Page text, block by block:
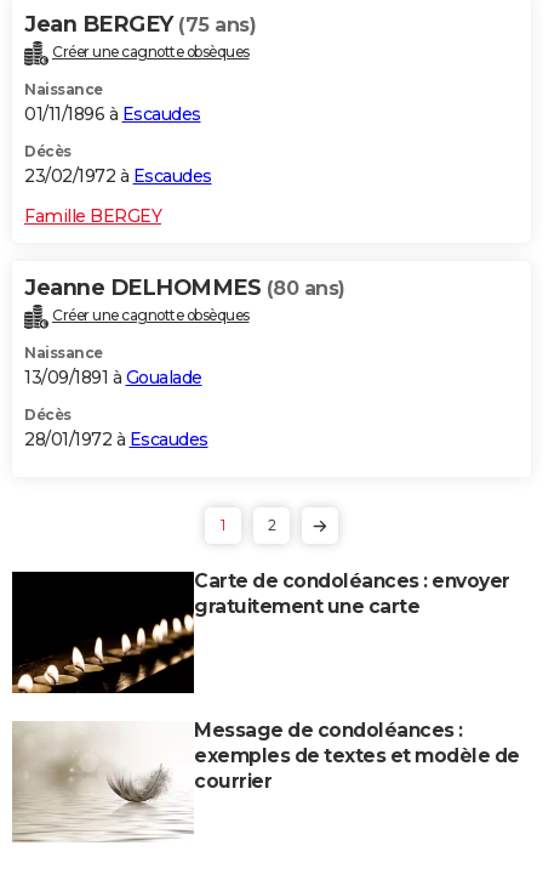
Jean BERGEY (75 ans)
Créer une cagnotte obsèques
Naissance
01/11/1896 à Escaudes
Décès
23/02/1972 à Escaudes
Famille BERGEY
Jeanne DELHOMMES (80 ans)
Créer une cagnotte obsèques
Naissance
13/09/1891 à Goualade
Décès
28/01/1972 à Escaudes
1 2
Carte de condoléances : envoyer
gratuitement une carte
Message de condoléances :
exemples de textes et modèle de
courrier